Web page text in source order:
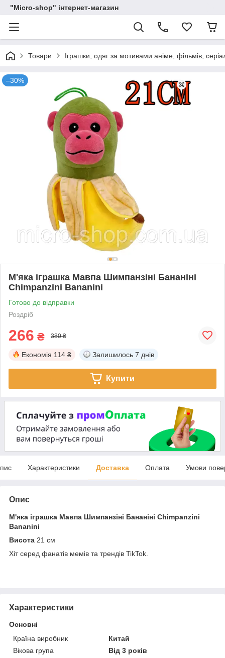
"Micro-shop" інтернет-магазин
Товари Іграшки, одяг за мотивами аніме, фільмів,
–30%
М'яка іграшка Мавпа Шимпанзіні Бананіні
Chimpanzini Bananini
Готово до відправки
Роздріб
266 ₴ 380 ₴
Економія 114 ₴ Залишилось 7 днів
Купити
Характеристики Доставка Оплата Умови
Опис
М'яка іграшка Мавпа Шимпанзіні Бананіні Chimpanzini
Bananini
Висота 21 см
Хіт серед фанатів мемів та трендів TikTok.
Характеристики
Основні
Країна виробник
Китай
Вікова група
Від 3 років